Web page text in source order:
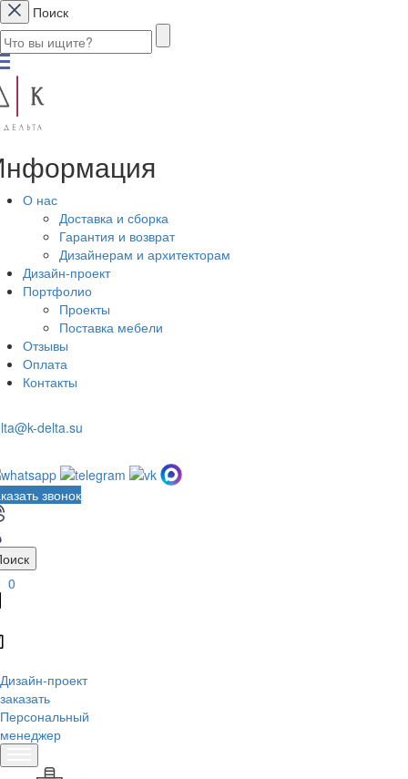
Поиск
О нас
Доставка и сборка
Гарантия и возврат
Дизайнерам и архитекторам
Дизайн-проект
Портфолио
Проекты
Поставка мебели
Отзывы
Оплата
Контакты
delta.su
звонок
0
Дизайн-проект
заказать
Персональный
менеджер